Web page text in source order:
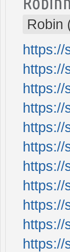
Robin
https://
https://
https://
https://
https://
https://
https://
https://
https://
https://
https://